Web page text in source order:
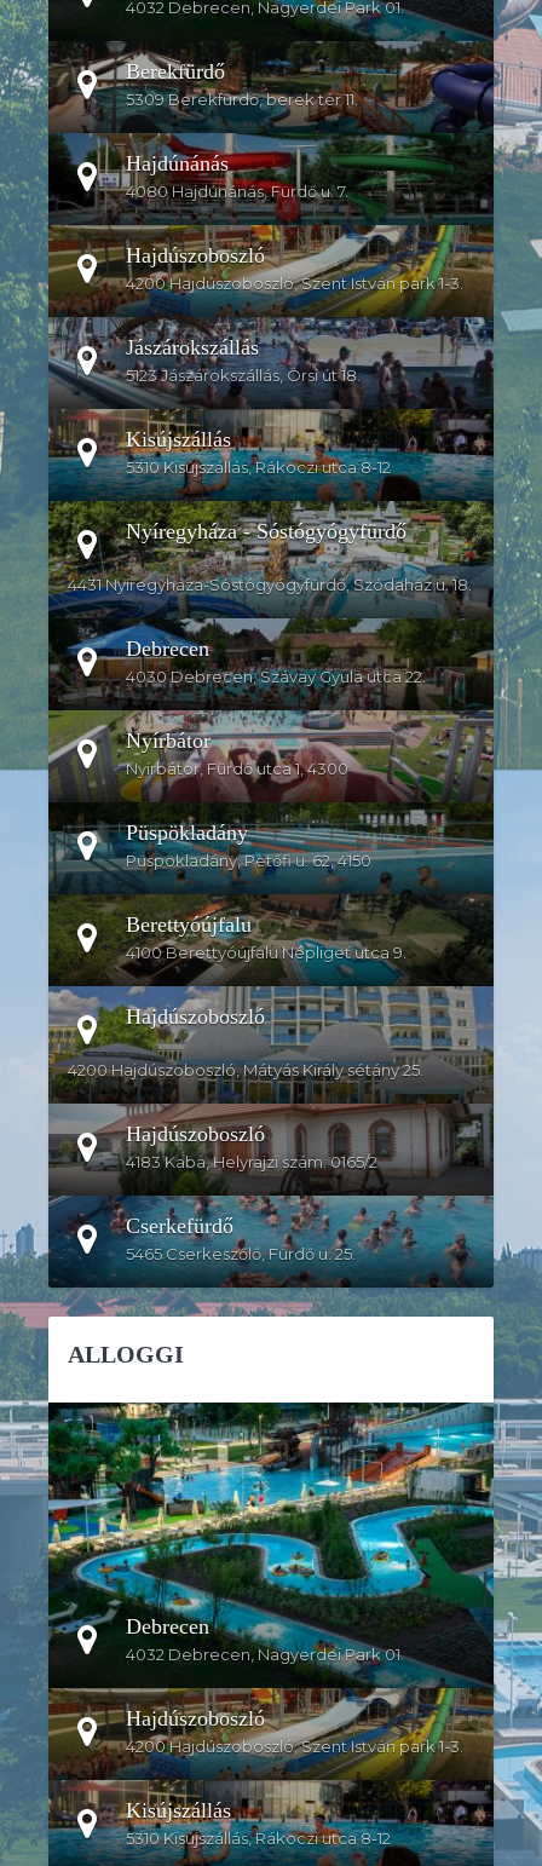
4032 Debrecen, Nagyerdei Park 01.
Berekfürdő
5309 Berekfürdő, berek tér 11.
Hajdúnánás
4080 Hajdúnánás, Fürdő u. 7.
Hajdúszoboszló
4200 Hajdúszoboszló, Szent István park 1-3.
Jászárokszállás
5123 Jászárokszállás, Örsi út 18.
Kisújszállás
5310 Kisújszállás, Rákoczi utca 8-12
Nyíregyháza - Sóstógyógyfürdő
4431 Nyíregyháza-Sóstógyógyfürdő, Szódaház u. 18.
Debrecen
4030 Debrecen, Szávay Gyula utca 22.
Nyírbátor
Nyírbátor, Fürdő utca 1, 4300
Püspökladány
Püspökladány, Petőfi u. 62, 4150
Berettyóújfalu
4100 Berettyóújfalu Népliget utca 9.
Hajdúszoboszló
4200 Hajdúszoboszló, Mátyás Király sétány 25.
Hajdúszoboszló
4183 Kaba, Helyrajzi szám: 0165/2
Cserkefürdő
5465 Cserkeszőlő, Fürdő u. 25.
ALLOGGI
DETTAGLI
Debrecen
4032 Debrecen, Nagyerdei Park 01.
Hajdúszoboszló
4200 Hajdúszoboszló, Szent István park 1-3.
Kisújszállás
5310 Kisújszállás, Rákoczi utca 8-12